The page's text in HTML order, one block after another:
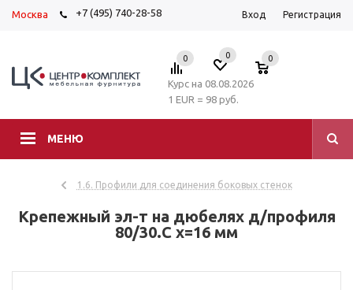
Москва +7 (495) 740-28-58 Вход Регистрация
МЕНЮ
0 0 0
Курс на 08.08.2026
1 EUR = 98 руб.
1.6. Профили для соединения боковых стенок
Крепежный эл-т на дюбелях д/профиля
80/30.С x=16 мм